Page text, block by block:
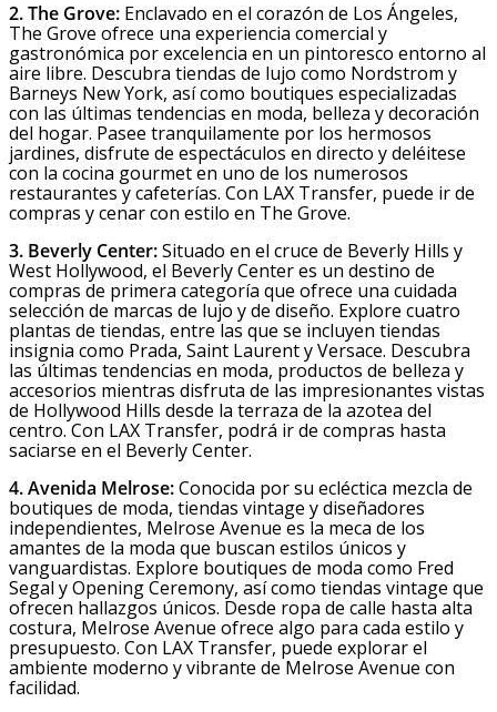
2. The Grove: Enclavado en el corazón de Los Ángeles,
The Grove ofrece una experiencia comercial y
gastronómica por excelencia en un pintoresco entorno al
aire libre. Descubra tiendas de lujo como Nordstrom y
Barneys New York, así como boutiques especializadas
con las últimas tendencias en moda, belleza y decoración
del hogar. Pasee tranquilamente por los hermosos
jardines, disfrute de espectáculos en directo y deléitese
con la cocina gourmet en uno de los numerosos
restaurantes y cafeterías. Con LAX Transfer, puede ir de
compras y cenar con estilo en The Grove.
3. Beverly Center:Situado en el cruce de Beverly Hills y
West Hollywood, el Beverly Center es un destino de
compras de primera categoría que ofrece una cuidada
selección de marcas de lujo y de diseño. Explore cuatro
plantas de tiendas, entre las que se incluyen tiendas
insignia como Prada, Saint Laurent y Versace. Descubra
las últimas tendencias en moda, productos de belleza y
accesorios mientras disfruta de las impresionantes vistas
de Hollywood Hills desde la terraza de la azotea del
centro. Con LAX Transfer, podrá ir de compras hasta
saciarse en el Beverly Center.
4. Avenida Melrose:Conocida por su ecléctica mezcla de
boutiques de moda, tiendas vintage y diseñadores
independientes, Melrose Avenue es la meca de los
amantes de la moda que buscan estilos únicos y
vanguardistas. Explore boutiques de moda como Fred
Segal y Opening Ceremony, así como tiendas vintage que
ofrecen hallazgos únicos. Desde ropa de calle hasta alta
costura, Melrose Avenue ofrece algo para cada estilo y
presupuesto. Con LAX Transfer, puede explorar el
ambiente moderno y vibrante de Melrose Avenue con
facilidad.